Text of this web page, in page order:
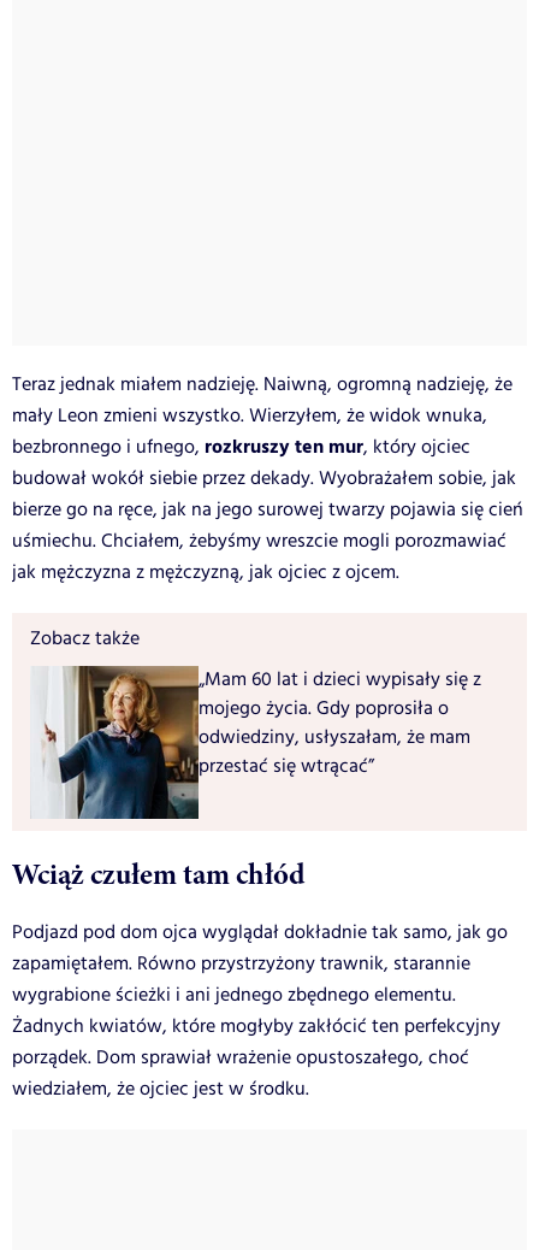
Teraz jednak miałem nadzieję. Naiwną, ogromną nadzieję, że
mały Leon zmieni wszystko. Wierzyłem, że widok wnuka,
bezbronnego i ufnego, rozkruszy ten mur, który ojciec
budował wokół siebie przez dekady. Wyobrażałem sobie, jak
bierze go na ręce, jak na jego surowej twarzy pojawia się cień
uśmiechu. Chciałem, żebyśmy wreszcie mogli porozmawiać
jak mężczyzna z mężczyzną, jak ojciec z ojcem.
Zobacz także
„Mam 60 lat i dzieci wypisały się z
mojego życia. Gdy poprosiła o
odwiedziny, usłyszałam, że mam
przestać się wtrącać”
Wciąż czułem tam chłód
Podjazd pod dom ojca wyglądał dokładnie tak samo, jak go
zapamiętałem. Równo przystrzyżony trawnik, starannie
wygrabione ścieżki i ani jednego zbędnego elementu.
Żadnych kwiatów, które mogłyby zakłócić ten perfekcyjny
porządek. Dom sprawiał wrażenie opustoszałego, choć
wiedziałem, że ojciec jest w środku.